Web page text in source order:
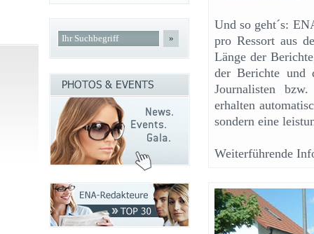
Und so geht´s:
pro Ressort aus
Länge der
der Berichte und
Journalisten
erhalten
sondern eine
Weiterführende
»